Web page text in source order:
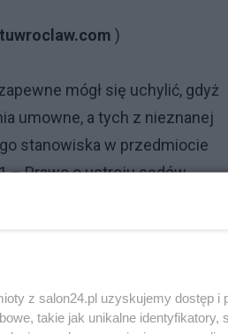
)
mógł się uchylić, gdyż
umowne, a tych z nieznanej
stanowiska w przedmiocie
– Prawo o ustroju sądów
właściwemu
do wymienionych we
wcześniejszych
się rażących naruszeń
z salon24.pl uzyskujemy dostęp i
takie jak unikalne identyfikatory,